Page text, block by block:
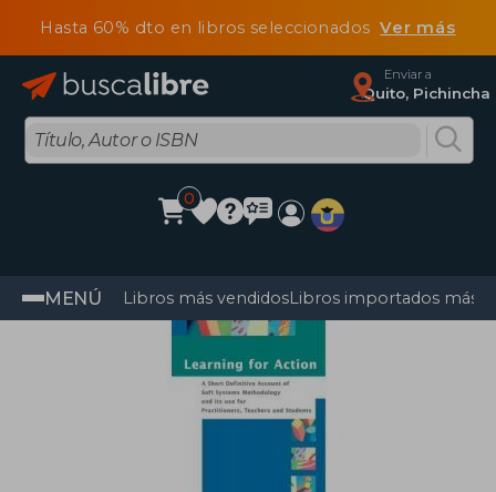
Hasta 60% dto en libros seleccionadosVer más
Enviar a
Quito, Pichincha
0
MENÚ Libros más vendidosLibros importados más